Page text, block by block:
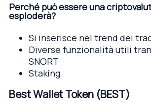
Perché può essere una
esploderà?
Si inserisce nel trend dei
Diverse funzionalità utili
SNORT
Staking
Best Wallet Token (BEST)